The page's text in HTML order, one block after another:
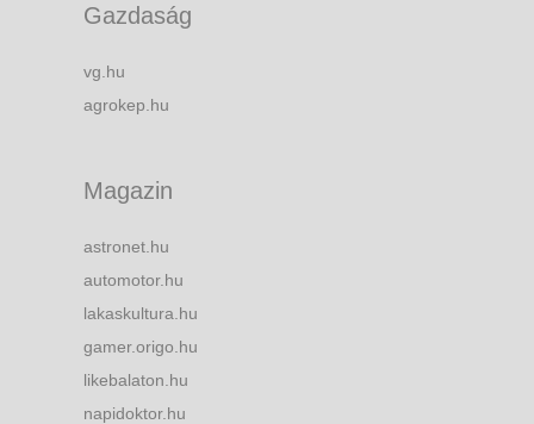
Gazdaság
vg.hu
agrokep.hu
Magazin
astronet.hu
automotor.hu
lakaskultura.hu
gamer.origo.hu
likebalaton.hu
napidoktor.hu